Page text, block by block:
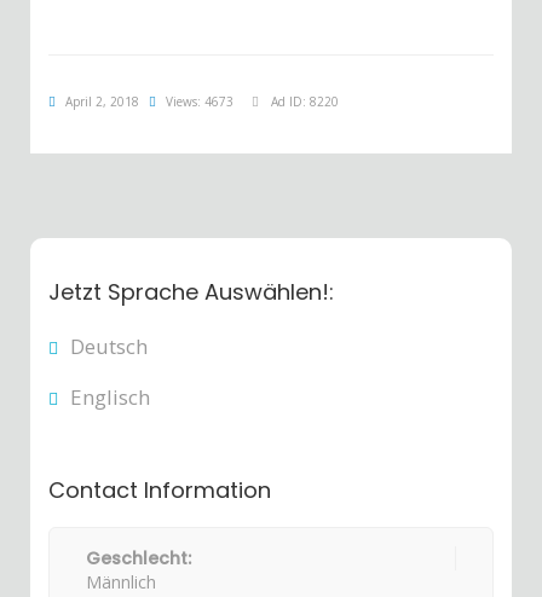
April 2, 2018 Views: 4673 Ad ID: 8220
Jetzt Sprache Auswählen!:
Deutsch
Englisch
Contact Information
Geschlecht:
Männlich